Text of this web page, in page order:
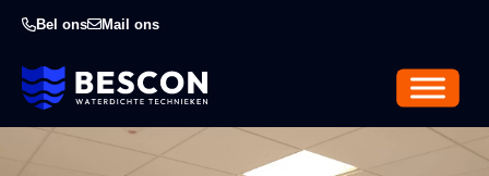
Bel ons Mail ons